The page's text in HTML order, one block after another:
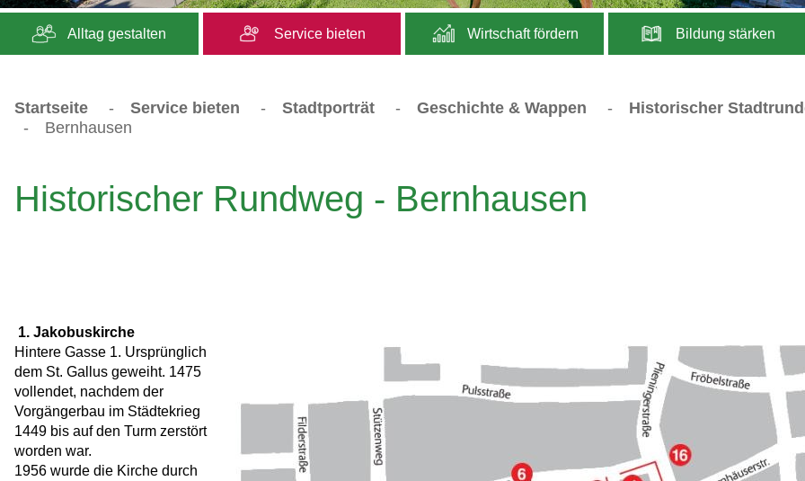
Alltag gestalten Service bieten Wirtschaft fördern Bildung stärken
Startseite - Service bieten - Stadtporträt - Geschichte & Wappen -
Historischer
-
Bernhausen
Historischer Rundweg - Bernhausen
1. Jakobuskirche
Hintere Gasse 1. Ursprünglich
dem St. Gallus geweiht. 1475
vollendet, nachdem der
Vorgängerbau im Städtekrieg
1449 bis auf den Turm zerstört
worden war.
1956 wurde die Kirche durch